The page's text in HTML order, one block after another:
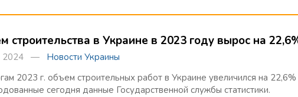
строительства в Украине в 2023 году вырос на
2024 — Новости Украины
2023 г. объем строительных работ в Украине увеличился на
сегодня данные Государственной службы статистики.